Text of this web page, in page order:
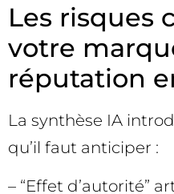
Les risques
votre
réputation
La synthèse IA
qu’il faut anticiper :
– “Effet d’autorité”